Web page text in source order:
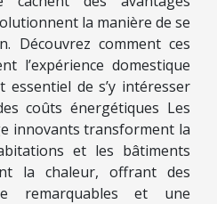
la manière de se
Découvrez comment ces
l’expérience domestique
de s’y intéresser
coûts énergétiques Les
innovants transforment la
et les bâtiments
la chaleur, offrant des
remarquables et une